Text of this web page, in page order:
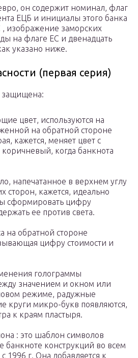
он содержит номинал, флаг
ЕЦБ и инициалы этого банка
изображение заморских
на флаге ЕС и двенадцать
указано ниже.
(первая серия)
защищена:
цвет, используются на
на обратной стороне
кажется, меняет цвет с
когда банкнота
напечатанное в верхнем углу
сторон, кажется, идеально
сформировать цифру
ее против света.
на обратной стороне
цифру стоимости и
голограммы
значением и окном или
режиме, радужные
круги микро-букв появляются,
к краям пластыря.
: это шаблон символов
банкноте конструкций во всем
1996 г. Она добавляется к